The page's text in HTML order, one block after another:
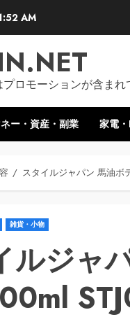
AM
ロモーションが含まれ
ー・資産・副業 家電
スタイルジャパン 馬油ボ
雑貨・小物
ルジャ